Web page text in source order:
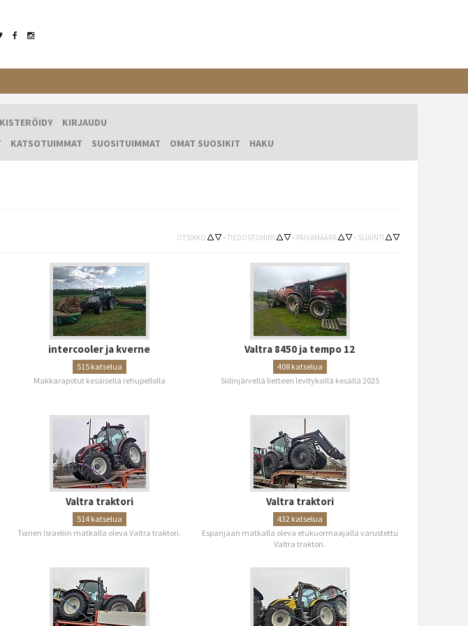
KIRJAUDU
KATSOTUIMMAT SUOSITUIMMAT OMAT SUOSIKIT HAKU
OTSIKKO • TIEDOSTONIMI • PÄIVÄMÄÄRÄ • SIJAINTI
intercooler ja kverne
515 katselua
Makkarapotut kesäisellä rehupellolla
Valtra 8450 ja tempo 12
408 katselua
Siilinjärvellä lietteen levityksillä kesällä 2025
Valtra traktori
514 katselua
Toinen Israeliin matkalla oleva Valtra traktori.
Valtra traktori
432 katselua
Espanjaan matkalla oleva etukuormaajalla varustettu
Valtra traktori.